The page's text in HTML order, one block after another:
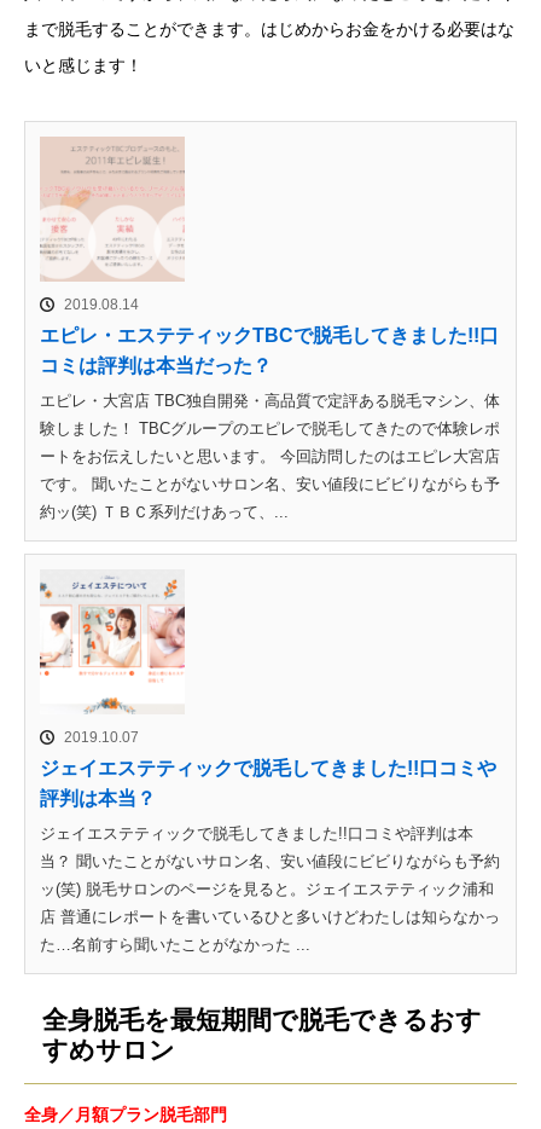
まで脱毛することができます。はじめからお金をかける必要はな
いと感じます！
2019.08.14
エピレ・エステティックTBCで脱毛してきました!!口
コミは評判は本当だった？
エピレ・大宮店 TBC独自開発・高品質で定評ある脱毛マシン、体
験しました！ TBCグループのエピレで脱毛してきたので体験レポ
ートをお伝えしたいと思います。 今回訪問したのはエピレ大宮店
です。 聞いたことがないサロン名、安い値段にビビりながらも予
約ッ(笑) ＴＢＣ系列だけあって、...
2019.10.07
ジェイエステティックで脱毛してきました!!口コミや
評判は本当？
ジェイエステティックで脱毛してきました!!口コミや評判は本
当？ 聞いたことがないサロン名、安い値段にビビりながらも予約
ッ(笑) 脱毛サロンのページを見ると。ジェイエステティック浦和
店 普通にレポートを書いているひと多いけどわたしは知らなかっ
た…名前すら聞いたことがなかった ...
全身脱毛を最短期間で脱毛できるおす
すめサロン
全身／月額プラン脱毛部門